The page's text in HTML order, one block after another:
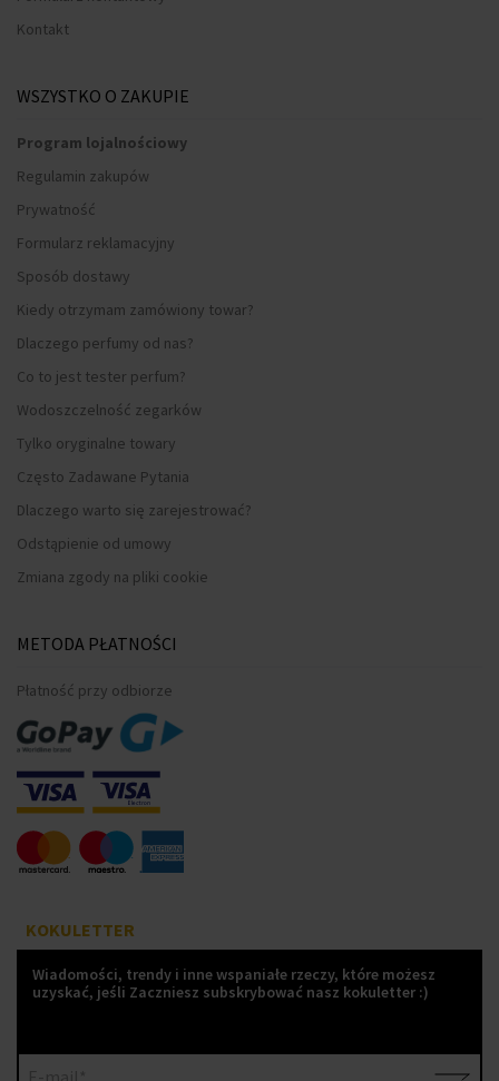
Kontakt
WSZYSTKO O ZAKUPIE
Program lojalnościowy
Regulamin zakupów
Prywatność
Formularz reklamacyjny
Sposób dostawy
Kiedy otrzymam zamówiony towar?
Dlaczego perfumy od nas?
Co to jest tester perfum?
Wodoszczelność zegarków
Tylko oryginalne towary
Często Zadawane Pytania
Dlaczego warto się zarejestrować?
Odstąpienie od umowy
Zmiana zgody na pliki cookie
METODA PŁATNOŚCI
Płatność przy odbiorze
KOKULETTER
Wiadomości, trendy i inne wspaniałe rzeczy, które możesz
uzyskać, jeśli Zaczniesz subskrybować nasz kokuletter :)